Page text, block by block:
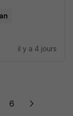
il y a 4 jours
6